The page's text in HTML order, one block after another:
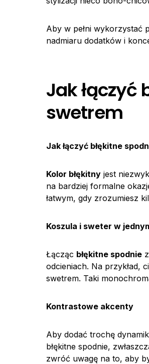
Aby w pełni wykorzystać
nadmiaru dodatków i
Jak łączyć
swetrem
Jak łączyć błękitne
Kolor błękitny jest
na bardziej formalne
łatwym, gdy zrozumiesz
Koszula i sweter w
Łącząc błękitne spodnie z
odcieniach. Na przykład,
swetrem. Taki
Kontrastowe akcenty
Aby dodać trochę
błękitne spodnie,
zwróć uwagę na to, aby